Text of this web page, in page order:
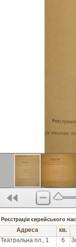
Реєстрація єврейського
Адреса
кв.
Театральна пл., 1
6